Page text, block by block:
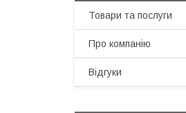
Товари та послуги
Про компанію
Відгуки